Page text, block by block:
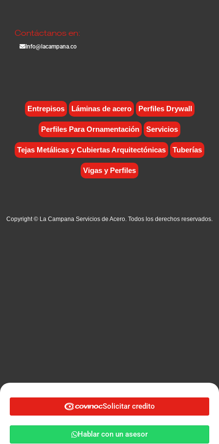
Contáctanos en:
Info@lacampana.co
Entrepisos Láminas de acero Perfiles Drywall
Perfiles Para Ornamentación Servicios
Tejas Metálicas y Cubiertas Arquitectónicas Tuberías
Vigas y Perfiles
Copyright © La Campana Servicios de Acero. Todos los derechos reservados.
Solicitar credito
Hablar con un asesor
Solicitar credito
Hablar con un asesor